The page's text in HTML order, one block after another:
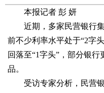
本报记者 彭 妍
近期，多家民营银行集
前不少利率水平处于“2字
回落至“1字头”，部分银
品。
受访专家分析，民营银